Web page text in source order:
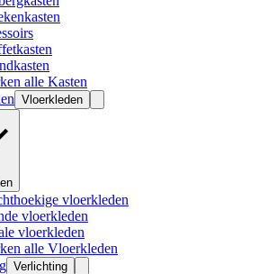
alle Kasten
Vloerkleden
vloerkleden
vloerkleden
vloerkleden
alle Vloerkleden
Verlichting